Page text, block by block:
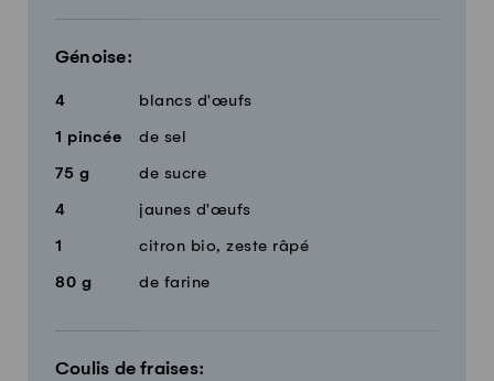
Génoise:
4 blancs d'œufs
1 pincée de sel
75 g de sucre
4 jaunes d'œufs
1 citron bio, zeste râpé
80 g de farine
Coulis de fraises: